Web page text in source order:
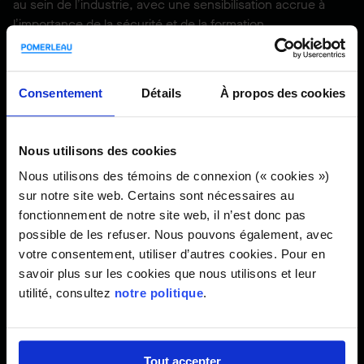
Consentement Détails À propos des cookies
Nous utilisons des cookies
Nous utilisons des témoins de connexion (« cookies »)
sur notre site web. Certains sont nécessaires au
fonctionnement de notre site web, il n’est donc pas
possible de les refuser. Nous pouvons également, avec
votre consentement, utiliser d’autres cookies. Pour en
savoir plus sur les cookies que nous utilisons et leur
utilité, consultez notre politique.
au sein de l’industrie, avec une sensibilisation accrue à
l’importance de la sécurité et de la formation.
Malheureusement c’est avec ce genre
d’évènement tragique que les choses
changent.
Nelson Senechal, Coordonnateur qualité régional
L’accident d’Alex-Antoine est désormais un sujet de
formation sur les chantiers de Pomerleau.